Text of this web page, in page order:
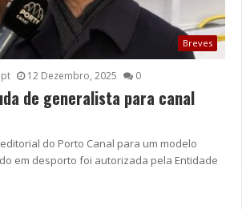
Breves
12 Dezembro, 2025 0
de generalista para canal
do Porto Canal para um modelo
em desporto foi autorizada pela Entidade